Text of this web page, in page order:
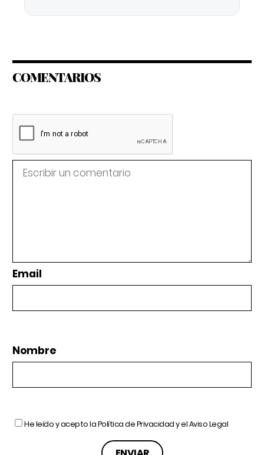
COMENTARIOS
Email
Nombre
He leído y acepto laPolítica de Privacidady elAviso Legal